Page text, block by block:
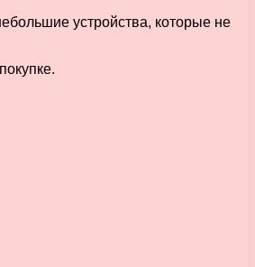
устройства, которые не